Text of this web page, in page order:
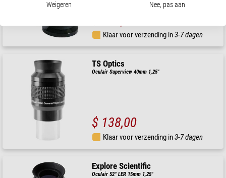
Klaar voor verzending in3-7 dagen
TS Optics
Oculair Superview 40mm 1,25"
$ 138,00
Klaar voor verzending in3-7 dagen
Explore Scientific
Oculair 52° LER 15mm 1,25"
Weigeren Nee, pas aan